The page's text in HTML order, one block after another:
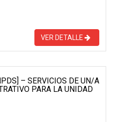
VER DETALLE
– SERVICIOS DE UN/A
PARA LA UNIDAD